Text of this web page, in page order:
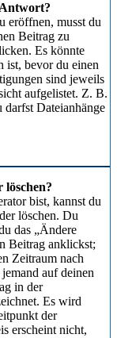
eröffnen, musst du
Beitrag zu
Es könnte
ist, bevor du einen
sind jeweils
aufgelistet. Z. B.
darfst Dateianhänge
löschen?
bist, kannst du
löschen. Du
das „Ändere
Beitrag anklickst;
Zeitraum nach
auf deinen
in der
Es wird
der
erscheint nicht,